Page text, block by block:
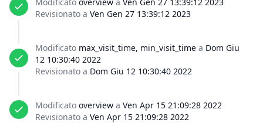
Revisionato a Ven Gen 27 13:39:12 2023
Modificato max_visit_time, min_visit_time a Dom Giu
12 10:30:40 2022
Revisionato a Dom Giu 12 10:30:40 2022
Modificato overview a Ven Apr 15 21:09:28 2022
Revisionato a Ven Apr 15 21:09:28 2022